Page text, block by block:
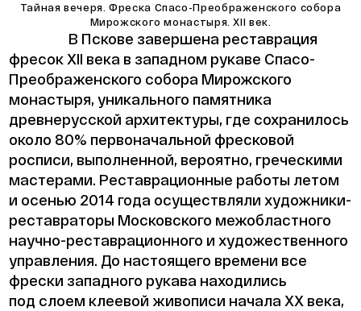
Тайная вечеря. Фреска Спасо-Преображенского собора
Мирожского монастыря. XII век.
В Пскове завершена реставрация
фресок XII века в западном рукаве Спасо-
Преображенского собора Мирожского
монастыря, уникального памятника
древнерусской архитектуры, где сохранилось
около 80% первоначальной фресковой
росписи, выполненной, вероятно, греческими
мастерами. Реставрационные работы летом
и осенью 2014 года осуществляли художники-
реставраторы Московского межобластного
научно-реставрационного и художественного
управления. До настоящего времени все
фрески западного рукава находились
под слоем клеевой живописи начала ХХ века,